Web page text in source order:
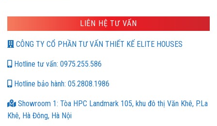
LIÊN HỆ TƯ VẤN
CÔNG TY CỔ PHẦN TƯ VẤN THIẾT KẾ ELITE HOUSES
Hotline tư vấn: 0975.255.586
Hotline bảo hành: 05.2808.1986
Showroom 1: Tòa HPC Landmark 105, khu đô thị Văn Khê, P.La
Khê, Hà Đông, Hà Nội